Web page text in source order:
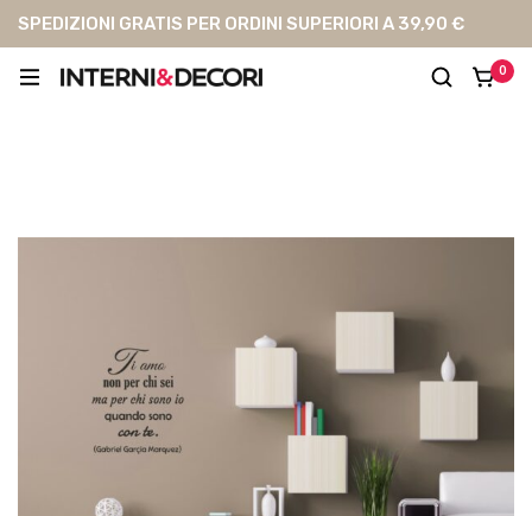
SPEDIZIONI GRATIS PER ORDINI SUPERIORI A 39,90 €
0